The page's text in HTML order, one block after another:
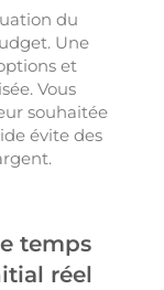
du
Une
et
Vous
souhaitée
évite des
temps
réel